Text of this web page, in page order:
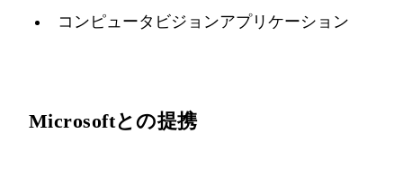
コンピュータビジョンアプリケーション
Microsoftとの提携